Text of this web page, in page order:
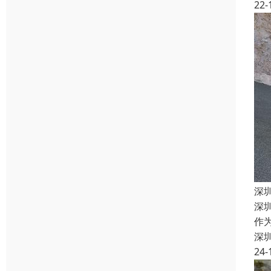
22-
深
深
作
深
24-